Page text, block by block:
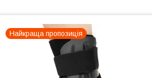
Найкраща пропозиція